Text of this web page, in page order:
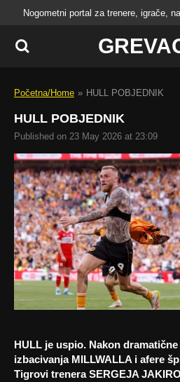
Skip
main
Nogometni portal za trenere, igrače,
Početna/Home » HULL POBJEDNIK
HULL POBJEDNIK
Published on 23 May 2026 at 23:09
HULL je uspio. Nakon
izbacivanja MILLWALLA i afere
Tigrovi trenera SERGEJA